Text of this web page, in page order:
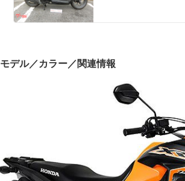
モデル／カラー／関連情報